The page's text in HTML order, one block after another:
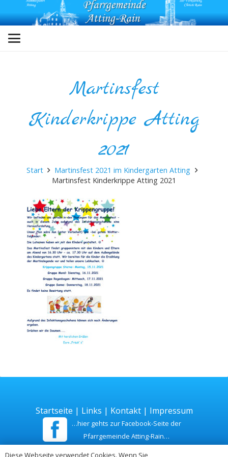
Martinsfest
Kinderkrippe Atting
2021
Start
Martinsfest 2021 im Kindergarten Atting
Martinsfest Kinderkrippe Atting 2021
Startseite | Links | Kontakt| Impressum
…hier gehts zur Facebook-Seite der
Pfarrgemeinde Atting-Rain…
Diese Webseite verwendet Cookies. Wenn Sie